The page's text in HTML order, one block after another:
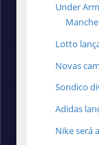
Under
Lotto
Novas
Sondico
Adidas
Nike será